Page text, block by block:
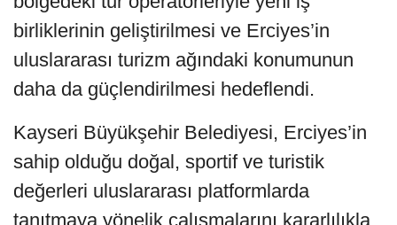
birliklerinin geliştirilmesi ve Erciyes’in
uluslararası turizm ağındaki konumunun
daha da güçlendirilmesi hedeflendi.
Kayseri Büyükşehir Belediyesi, Erciyes’in
sahip olduğu doğal, sportif ve turistik
değerleri uluslararası platformlarda
tanıtmaya yönelik çalışmalarını kararlılıkla